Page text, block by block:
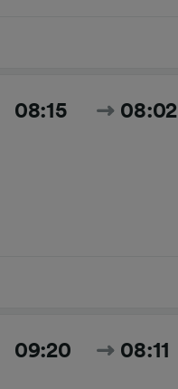
08:15 08:02
09:20 08:11